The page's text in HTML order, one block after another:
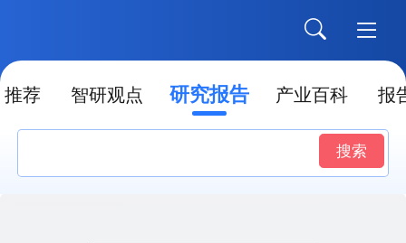
推荐 智研观点 研究报告 产业百科 报
搜索